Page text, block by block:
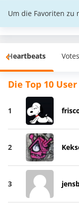
Um die Favoriten zu
Heartbeats Votes
Die Top 10
1
2
3